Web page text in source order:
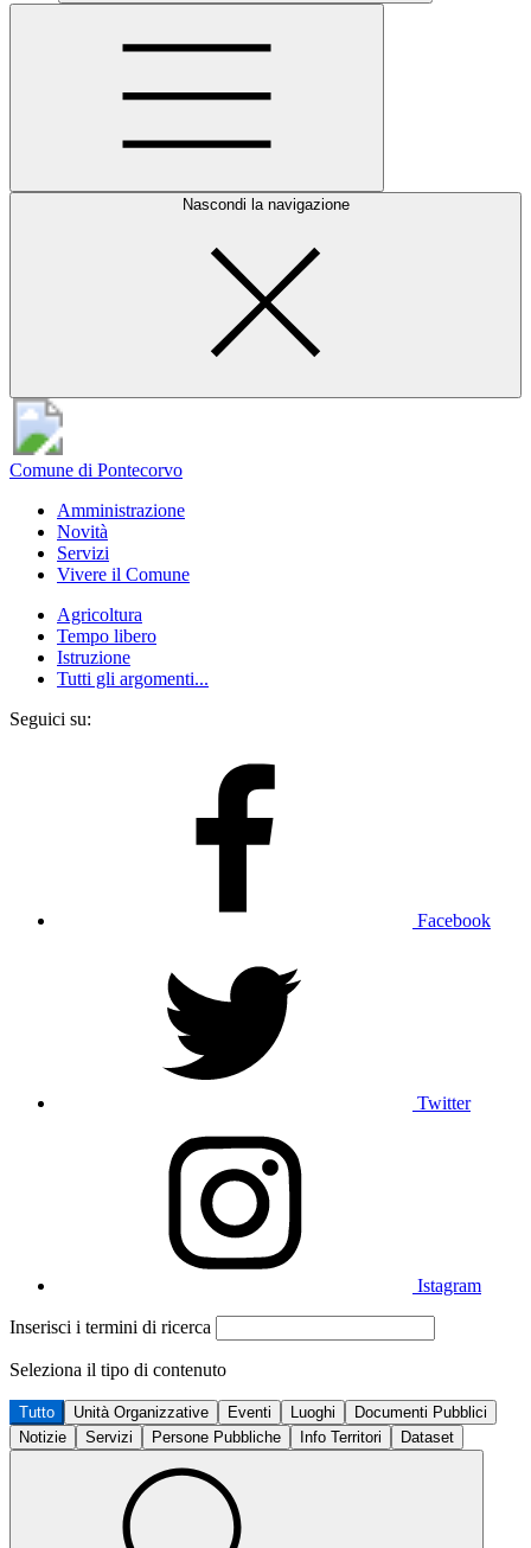
Nascondi la navigazione
Comune di Pontecorvo
Amministrazione
Novità
Servizi
Vivere il Comune
Agricoltura
Tempo libero
Istruzione
Tutti gli argomenti...
Seguici su:
Facebook
Twitter
Istagram
Inserisci i termini di ricerca
Seleziona il tipo di contenuto
Tutto Unità Organizzative Eventi Luoghi
Documenti Pubblici
Notizie
Servizi Persone Pubbliche Info Territori Dataset